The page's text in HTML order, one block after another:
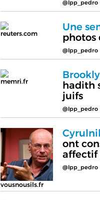
@lpp_pedro
reuters.com
Une
photos
@lpp_pedro
memri.fr
hadith
juifs
@lpp_pedro
vousnousils.fr
ont
affectif
@lpp_pedro